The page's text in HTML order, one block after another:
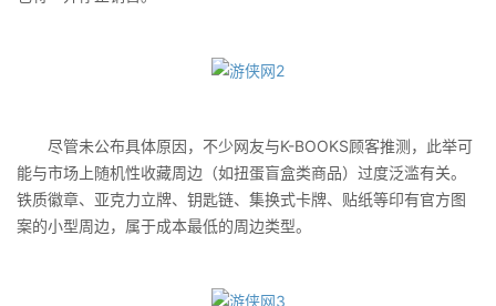
尽管未公布具体原因，不少网友与K-BOOKS顾客推测，此举可
能与市场上随机性收藏周边（如扭蛋盲盒类商品）过度泛滥有关。
铁质徽章、亚克力立牌、钥匙链、集换式卡牌、贴纸等印有官方图
案的小型周边，属于成本最低的周边类型。